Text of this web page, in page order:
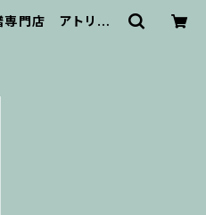
門店 アトリエ・